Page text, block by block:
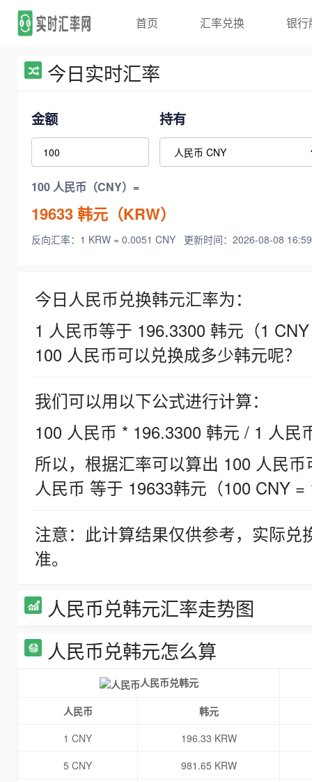
首页 汇率兑换 银行
今日实时汇率
金额 持有
100 人民币（CNY）=
19633韩元（KRW）
反向汇率：1 KRW = 0.0051 CNY 更新时间：2026-08-08
今日人民币兑换韩元汇率为：
1 人民币等于 196.3300 韩元（1
100 人民币可以兑换成多少韩元呢？
我们可以用以下公式进行计算：
100 人民币 * 196.3300 韩元 / 1 人民
所以，根据汇率可以算出 100 人民
人民币 等于 19633韩元（100 CNY =
注意：此计算结果仅供参考，实际
准。
人民币兑韩元汇率走势图
人民币兑韩元怎么算
人民币兑韩元
人民币
韩元
1 CNY
196.33 KRW
5 CNY
981.65 KRW